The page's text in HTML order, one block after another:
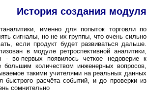
История создания модуля
именно для попыток торговли по
сигналы, но не их группы, что очень сильно
если продукт будет развиваться дальше.
в модуле ретроспективной аналитики,
во-первых появилось четкое недоверие к
количеством инженерных вопросов,
такими учителями на реальных данных
расчёта событий, и до проверки из
сомнительно